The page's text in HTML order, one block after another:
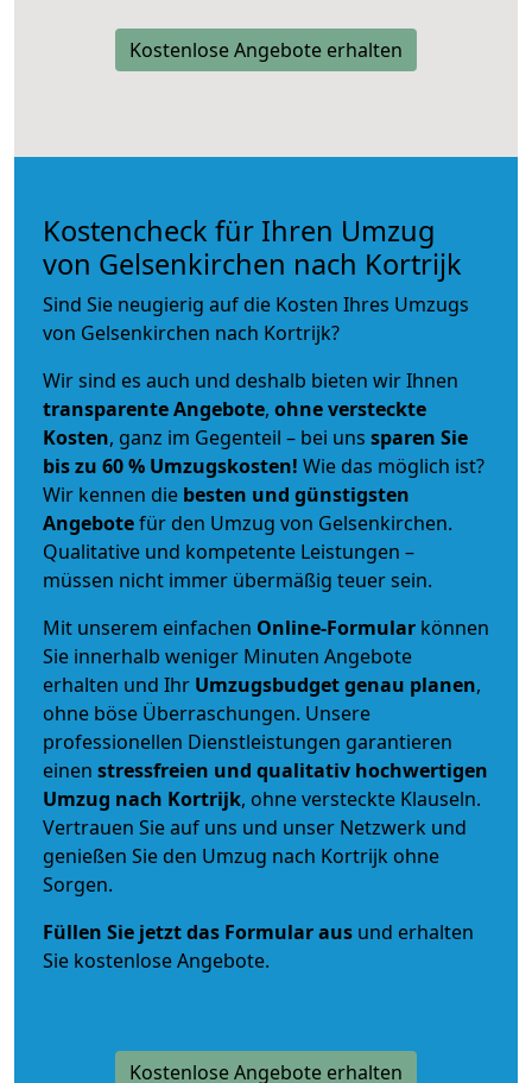
Kostenlose Angebote erhalten
Kostencheck für Ihren Umzug
von Gelsenkirchen nach Kortrijk
Sind Sie neugierig auf die Kosten Ihres Umzugs
von Gelsenkirchen nach Kortrijk?
Wir sind es auch und deshalb bieten wir Ihnen
transparente Angebote, ohne versteckte
Kosten, ganz im Gegenteil – bei uns sparen Sie
bis zu 60 % Umzugskosten! Wie das möglich ist?
Wir kennen die besten und günstigsten
Angebotefür den Umzug von Gelsenkirchen.
Qualitative und kompetente Leistungen –
müssen nicht immer übermäßig teuer sein.
Mit unserem einfachen Online-Formular können
Sie innerhalb weniger Minuten Angebote
erhalten und Ihr Umzugsbudgetgenau planen,
ohne böse Überraschungen. Unsere
professionellen Dienstleistungen garantieren
einen stressfreien und qualitativ hochwertigen
Umzug nach Kortrijk, ohne versteckte Klauseln.
Vertrauen Sie auf uns und unser Netzwerk und
genießen Sie den Umzug nach Kortrijk ohne
Sorgen.
Füllen Sie jetzt das Formular aus und erhalten
Sie kostenlose Angebote.
Kostenlose Angebote erhalten